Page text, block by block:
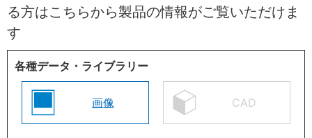
る方はこちらから製品の情報がご覧いただけま
す
各種データ・ライブラリー
画像 CAD